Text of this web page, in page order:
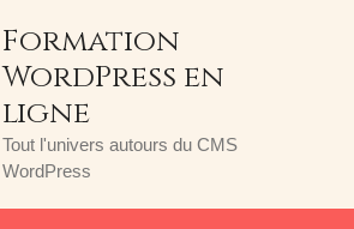
Formation
WordPress en
ligne
Tout l'univers autours du CMS
WordPress